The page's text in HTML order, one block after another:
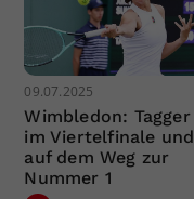
09.07.2025
Wimbledon: Tagger
im Viertelfinale und
auf dem Weg zur
Nummer 1